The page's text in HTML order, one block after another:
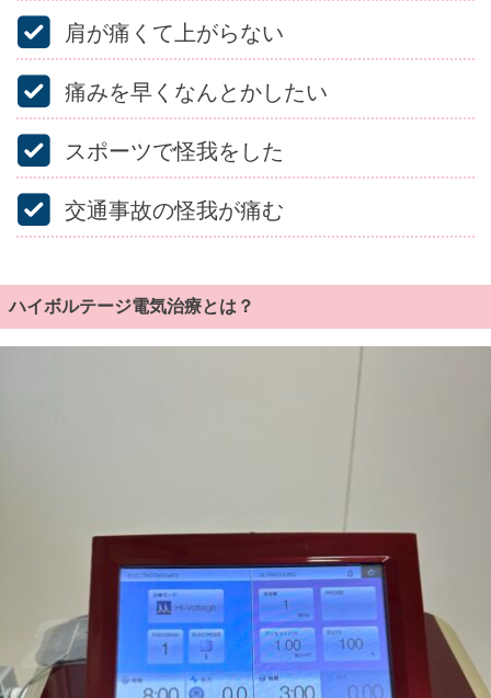
肩が痛くて上がらない
痛みを早くなんとかしたい
スポーツで怪我をした
交通事故の怪我が痛む
ハイボルテージ電気治療とは？